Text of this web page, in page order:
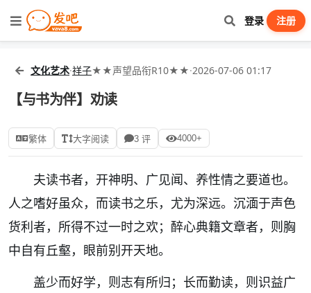
登录 注册
文化艺术·祥子★★声望品衔R10★★·2026-07-06 01:17
【与书为伴】劝读
繁体 大字阅读 3 评 4000+
夫读书者，开神明、广见闻、养性情之要道也。
人之嗜好虽众，而读书之乐，尤为深远。沉湎于声色
货利者，所得不过一时之欢；醉心典籍文章者，则胸
中自有丘壑，眼前别开天地。
盖少而好学，则志有所归；长而勤读，则识益广